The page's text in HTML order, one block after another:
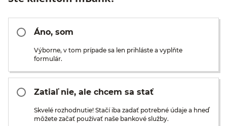
Áno, som
Výborne, v tom prípade sa len prihláste a vyplňte
formulár.
Zatiaľ nie, ale chcem sa stať
Skvelé rozhodnutie! Stačí iba zadať potrebné údaje a hneď
môžete začať používať naše bankové služby.